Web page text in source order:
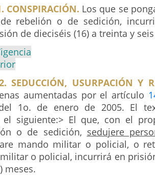
CONSPIRACIÓN. Los que se
rebelión o de sedición,
de dieciséis (16) a treinta y
SEDUCCIÓN, USURPACIÓN Y
aumentadas por el artículo
1o. de enero de 2005. El
el siguiente:> El que, con el
o de sedición, sedujere
mando militar o policial, o
o policial, incurrirá en
meses.